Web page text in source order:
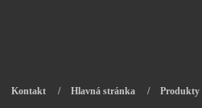
Kontakt / Hlavná stránka / Produkty